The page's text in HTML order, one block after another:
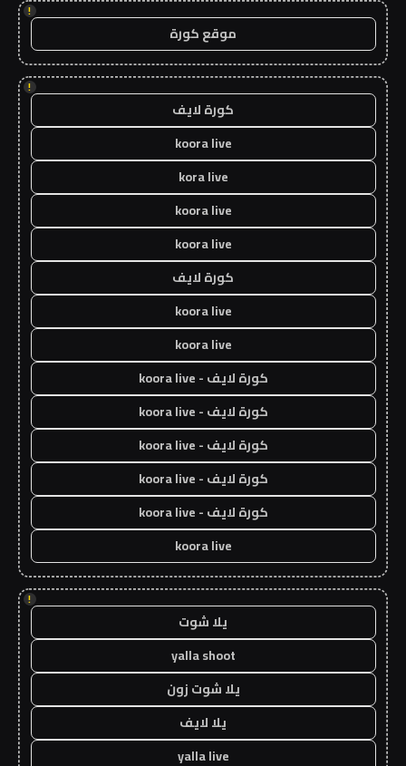
!
موقع كورة
!
كورة لايف
koora live
kora live
koora live
koora live
كورة لايف
koora live
koora live
كورة لايف - koora live
كورة لايف - koora live
كورة لايف - koora live
كورة لايف - koora live
كورة لايف - koora live
koora live
!
يلا شوت
yalla shoot
يلا شوت زون
يلا لايف
yalla live